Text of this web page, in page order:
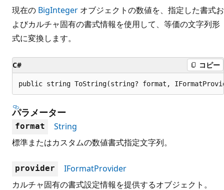
現在の BigInteger オブジェクトの数値を、指定した書式お
よびカルチャ固有の書式情報を使用して、等価の文字列形
式に変換します。
C# コピー
public string ToString(string? format,
パラメーター
format
String
標準またはカスタムの数値書式指定文字列。
provider
IFormatProvider
カルチャ固有の書式設定情報を提供するオブジェクト。